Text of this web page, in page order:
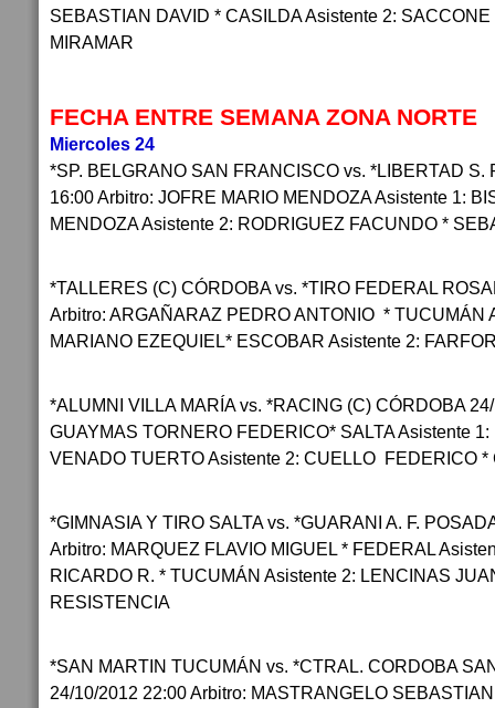
SEBASTIAN DAVID * CASILDA Asistente 2:
MIRAMAR
FECHA ENTRE SEMANA ZONA NORTE
Miercoles 24
*SP. BELGRANO SAN FRANCISCO vs. *LIBERTAD S.
16:00 Arbitro: JOFRE MARIO MENDOZA Asistente 1:
MENDOZA Asistente 2: RODRIGUEZ FACUNDO *
*TALLERES (C) CÓRDOBA vs. *TIRO FEDERAL
Arbitro: ARGAÑARAZ PEDRO ANTONIO * TUCUMÁN
MARIANO EZEQUIEL* ESCOBAR Asistente 2:
*ALUMNI VILLA MARÍA vs. *RACING (C) CÓRDOBA
GUAYMAS TORNERO FEDERICO* SALTA Asistente
VENADO TUERTO Asistente 2: CUELLO FEDERICO *
*GIMNASIA Y TIRO SALTA vs. *GUARANI A. F.
Arbitro: MARQUEZ FLAVIO MIGUEL * FEDERAL
RICARDO R. * TUCUMÁN Asistente 2: LENCINAS
RESISTENCIA
*SAN MARTIN TUCUMÁN vs. *CTRAL. CORDOBA
24/10/2012 22:00 Arbitro: MASTRANGELO